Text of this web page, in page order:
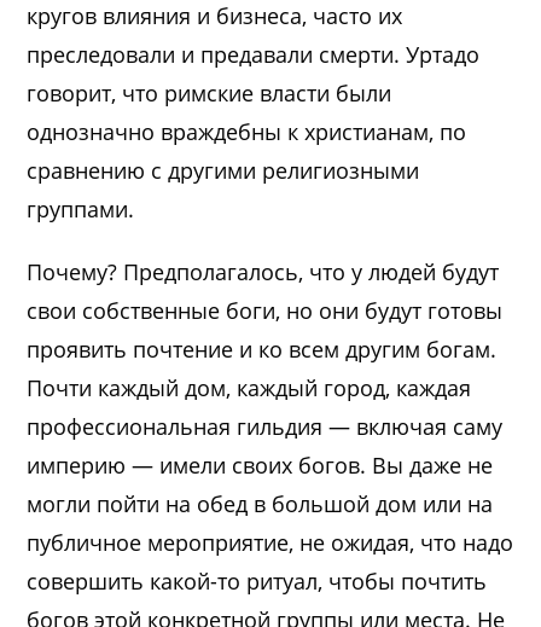
кругов влияния и бизнеса, часто их
преследовали и предавали смерти. Уртадо
говорит, что римские власти были
однозначно враждебны к христианам, по
сравнению с другими религиозными
группами.
Почему? Предполагалось, что у людей будут
свои собственные боги, но они будут готовы
проявить почтение и ко всем другим богам.
Почти каждый дом, каждый город, каждая
профессиональная гильдия — включая саму
империю — имели своих богов. Вы даже не
могли пойти на обед в большой дом или на
публичное мероприятие, не ожидая, что надо
совершить какой-то ритуал, чтобы почтить
богов этой конкретной группы или места. Не